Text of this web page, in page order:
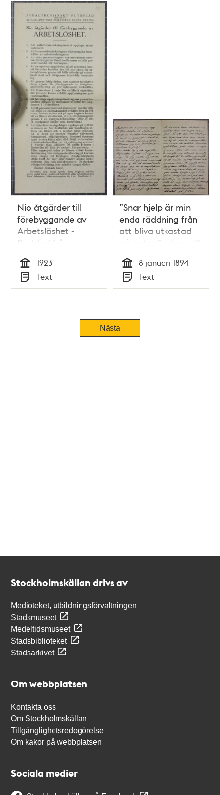
Nio åtgärder till
förebyggande av
Arbetslöshet -
flygblad från
Sällskapet för
Humanitär
Barnalstring 1923
Tid
1923
Typ
Text
”Snar hjelp är min
enda räddning från
att bliva utkastad
på gatan” – brev till
Dr Nyström 1894
Tid
8 januari 1894
Typ
Text
Nästa
Stockholmskällan drivs av
Medioteket, utbildningsförvaltningen
Stadsmuseet
Medeltidsmuseet
Stadsbiblioteket
Stadsarkivet
Om webbplatsen
Kontakta oss
Om Stockholmskällan
Tillgänglighetsredogörelse
Om kakor på webbplatsen
Sociala medier